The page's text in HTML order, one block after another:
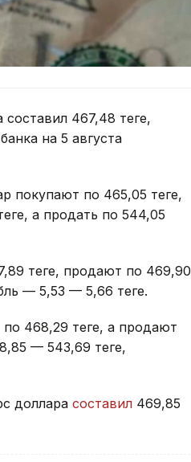
467,48 теңге,
на 5 августа
покупают по 465,05 теңге,
а продать по 544,05
теңге, продают по 469,90
— 5,53 — 5,66 теңге.
468,29 теңге, а продают
— 543,69 теңге,
доллара составил 469,85